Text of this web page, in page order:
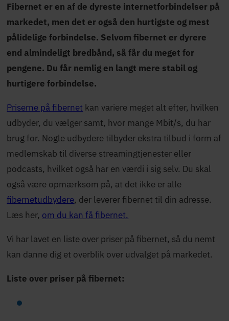
Fibernet er en af de dyreste internetforbindelser på
markedet, men det er også den hurtigste og mest
pålidelige forbindelse. Selvom fibernet er dyrere
end almindeligt bredbånd, så får du meget for
pengene. Du får nemlig en langt mere stabil og
hurtigere forbindelse.
Priserne på fibernet kan variere meget alt efter, hvilken
udbyder, du vælger samt, hvor mange Mbit/s, du har
brug for. Nogle udbydere tilbyder ekstra tilbud i form af
medlemskab til diverse streamingtjenester eller
podcasts, hvilket også har en værdi i sig selv. Du skal
også være opmærksom på, at det ikke er alle
fibernetudbydere, der leverer fibernet til din adresse.
Læs her, om du kan få fibernet.
Vi har lavet en liste over priser på fibernet, så du nemt
kan danne dig et overblik over udvalget på markedet.
Liste over priser på fibernet: